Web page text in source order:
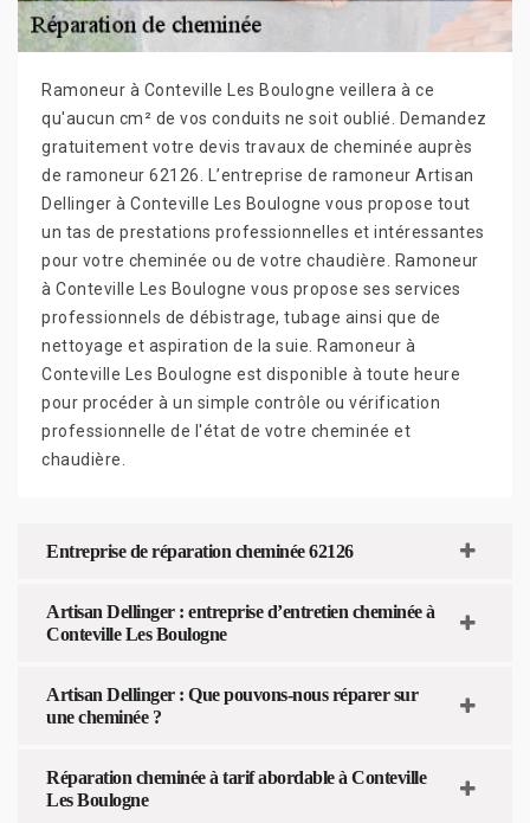
Ramoneur à Conteville Les Boulogne veillera à ce
qu'aucun cm² de vos conduits ne soit oublié. Demandez
gratuitement votre devis travaux de cheminée auprès
de ramoneur 62126. L’entreprise de ramoneur Artisan
Dellinger à Conteville Les Boulogne vous propose tout
un tas de prestations professionnelles et intéressantes
pour votre cheminée ou de votre chaudière. Ramoneur
à Conteville Les Boulogne vous propose ses services
professionnels de débistrage, tubage ainsi que de
nettoyage et aspiration de la suie. Ramoneur à
Conteville Les Boulogne est disponible à toute heure
pour procéder à un simple contrôle ou vérification
professionnelle de l'état de votre cheminée et
chaudière.
Entreprise de réparation cheminée 62126
Artisan Dellinger : entreprise d’entretien cheminée à
Conteville Les Boulogne
Artisan Dellinger : Que pouvons-nous réparer sur
une cheminée ?
Réparation cheminée à tarif abordable à Conteville
Les Boulogne